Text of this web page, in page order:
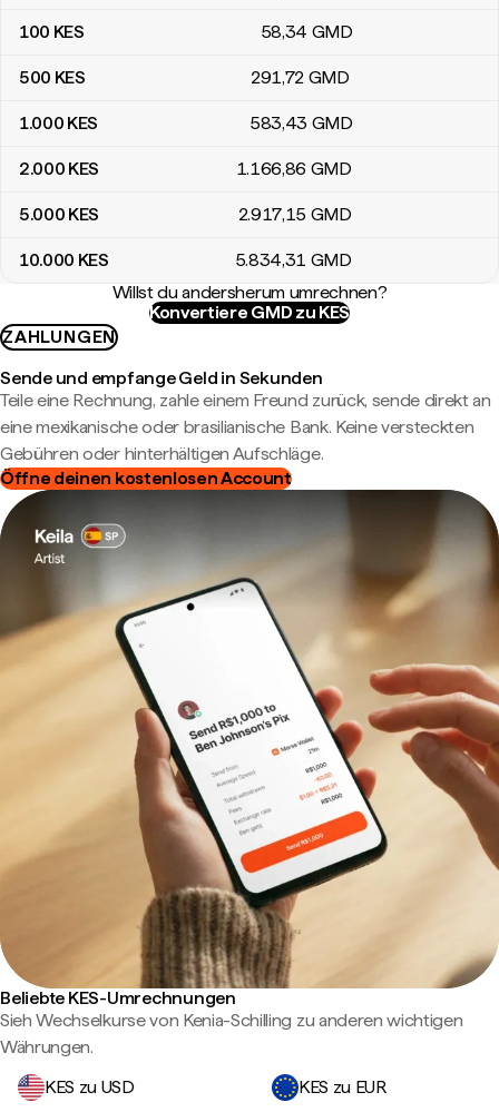
100 KES 58,34 GMD
500 KES 291,72 GMD
1.000 KES 583,43 GMD
2.000 KES 1.166,86 GMD
5.000 KES 2.917,15 GMD
10.000 KES 5.834,31 GMD
Willst du andersherum umrechnen?
Konvertiere GMD zu KES
ZAHLUNGEN
Sende und empfange Geld in Sekunden
Teile eine Rechnung, zahle einem Freund zurück, sende direkt an
eine mexikanische oder brasilianische Bank. Keine versteckten
Gebühren oder hinterhältigen Aufschläge.
Öffne deinen kostenlosen Account
Beliebte KES-Umrechnungen
Sieh Wechselkurse von Kenia-Schilling zu anderen wichtigen
Währungen.
KES zu USD
KES zu EUR